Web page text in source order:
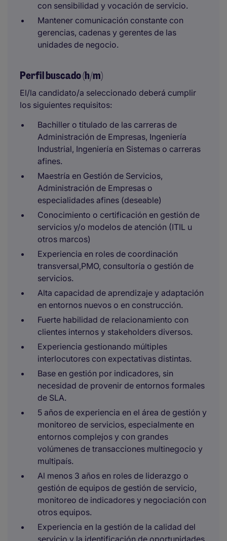
con sensibilidad y vocación de servicio.​
Mantener comunicación constante con
gerencias, cadenas y gerentes de las
unidades de negocio.
Perfil buscado (h/m)
El/la candidato/a seleccionado deberá cumplir
los siguientes requisitos:
Bachiller o titulado de las carreras de
Administración de Empresas, Ingeniería
Industrial, Ingeniería en Sistemas o carreras
afines. ​
Maestría en Gestión de Servicios,
Administración de Empresas o
especialidades afines (deseable)
Conocimiento o certificación en gestión de
servicios y/o modelos de atención (ITIL u
otros marcos)
Experiencia en roles de coordinación
transversal,PMO, consultoría o gestión de
servicios.
Alta capacidad de aprendizaje y adaptación
en entornos nuevos o en construcción.
Fuerte habilidad de relacionamiento con
clientes internos y stakeholders diversos.
Experiencia gestionando múltiples
interlocutores con expectativas distintas.
Base en gestión por indicadores, sin
necesidad de provenir de entornos formales
de SLA.
5 años de experiencia en el área de gestión y
monitoreo de servicios, especialmente en
entornos complejos y con grandes
volúmenes de transacciones multinegocio y
multipaís.​
Al menos 3 años en roles de liderazgo o
gestión de equipos de gestión de servicio,
monitoreo de indicadores y negociación con
otros equipos. ​
Experiencia en la gestión de la calidad del
servicio y la identificación de oportunidades